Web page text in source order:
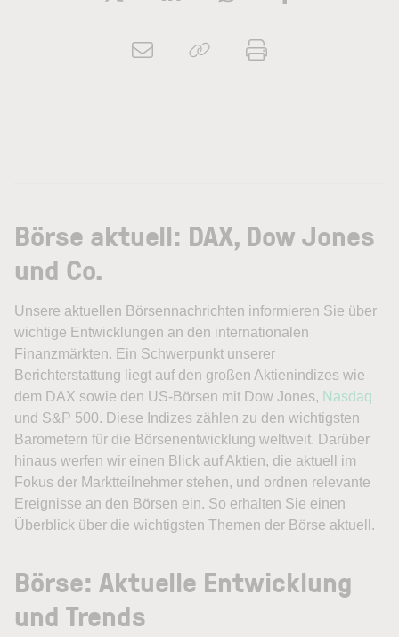
Börse aktuell: DAX, Dow Jones
und Co.
Unsere aktuellen Börsennachrichten informieren Sie über
wichtige Entwicklungen an den internationalen
Finanzmärkten. Ein Schwerpunkt unserer
Berichterstattung liegt auf den großen Aktienindizes wie
dem DAX sowie den US-Börsen mit Dow Jones, Nasdaq
und S&P 500. Diese Indizes zählen zu den wichtigsten
Barometern für die Börsenentwicklung weltweit. Darüber
hinaus werfen wir einen Blick auf Aktien, die aktuell im
Fokus der Marktteilnehmer stehen, und ordnen relevante
Ereignisse an den Börsen ein. So erhalten Sie einen
Überblick über die wichtigsten Themen der Börse aktuell.
Börse: Aktuelle Entwicklung
und Trends